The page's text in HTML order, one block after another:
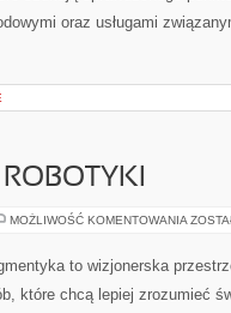
oraz usługami
MOŻLIWOŚĆ KOMENTOWANIA
to wizjonerska
które chcą lepiej zrozumieć